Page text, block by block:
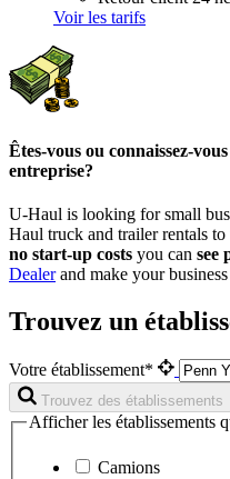
Voir les tarifs
Êtes-vous ou connaissez-
entreprise?
U-Haul is looking for small
Haul truck and trailer rentals
no start-up costs you can see
Dealerand make your
Trouvez un
Votre établissement*
Trouvez des établissements
Afficher les établissements
Camions